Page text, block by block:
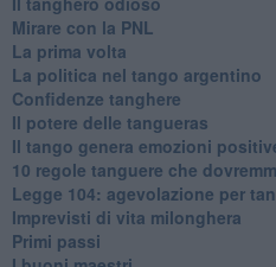
Mirare con la PNL
La prima volta
La politica nel tango argentino
Confidenze tanghere
Il potere delle tangueras
Il tango genera emozioni
10 regole tanguere che
Legge 104: agevolazione per
Imprevisti di vita milonghera
Primi passi